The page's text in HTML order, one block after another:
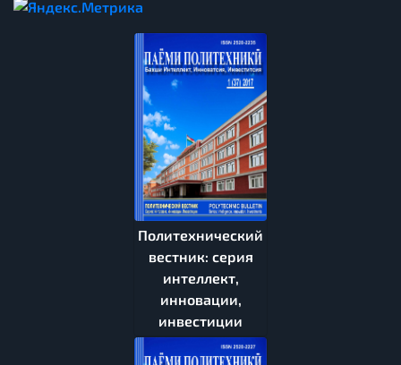
Политехнический
вестник: серия
интеллект,
инновации,
инвестиции